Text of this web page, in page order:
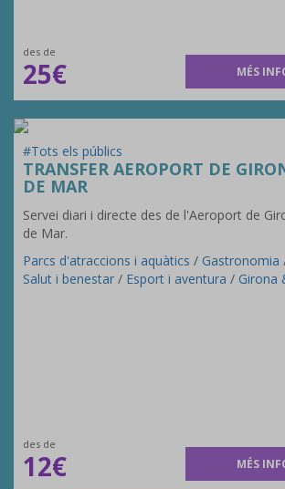
des de
25€ MÉS
#Tots els públics
TRANSFER AEROPORT DE
DE MAR
Servei diari i directe des de l'Aeroport de
de Mar.
Parcs d'atraccions i aquàtics / Gastronomia
Salut i benestar / Esport i aventura / Girona
des de
12€ MÉS